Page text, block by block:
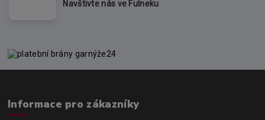
Navštivte nás ve Fulneku
Informace pro zákazníky